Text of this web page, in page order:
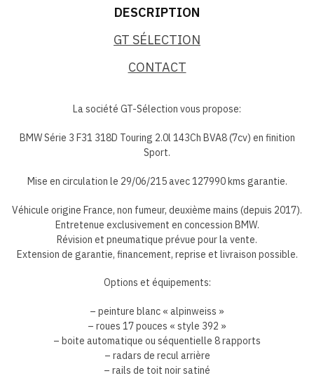
DESCRIPTION
GT SÉLECTION
CONTACT
La société GT-Sélection vous propose:
BMW Série 3 F31 318D Touring 2.0l 143Ch BVA8 (7cv) en finition
Sport.
Mise en circulation le 29/06/215 avec 127990 kms garantie.
Véhicule origine France, non fumeur, deuxième mains (depuis 2017).
Entretenue exclusivement en concession BMW.
Révision et pneumatique prévue pour la vente.
Extension de garantie, financement, reprise et livraison possible.
Options et équipements:
– peinture blanc « alpinweiss »
– roues 17 pouces « style 392 »
– boite automatique ou séquentielle 8 rapports
– radars de recul arrière
– rails de toit noir satiné